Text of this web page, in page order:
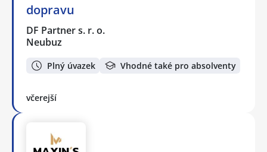
dopravu
DF Partner s. r. o.
Neubuz
Plný úvazek Vhodné také pro absolventy
včerejší